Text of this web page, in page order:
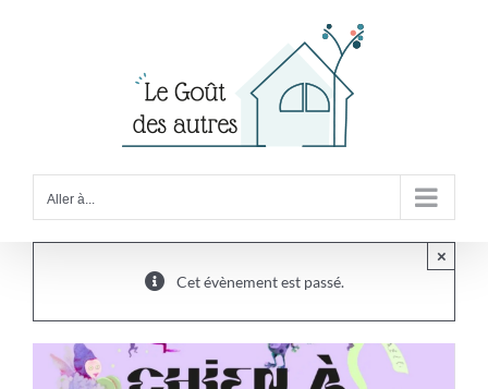
Aller à...
Cet évènement est passé.
×